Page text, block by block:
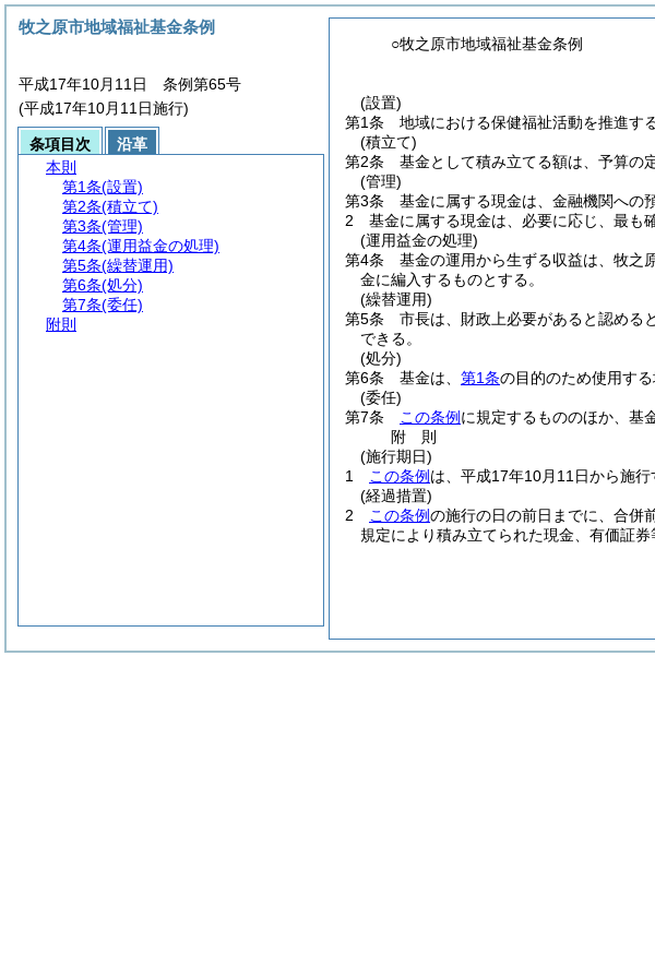
○牧之原市地域福祉基金条例
(設置)
第1条
地域における保健福祉活動を推進す
(積立て)
第2条
基金として積み立てる額は、予算の
(管理)
第3条
基金に属する現金は、金融機関への
2
基金に属する現金は、必要に応じ、最も
(運用益金の処理)
第4条
基金の運用から生ずる収益は、牧之
金に編入するものとする。
(繰替運用)
第5条
市長は、財政上必要があると認める
できる。
(処分)
第6条
基金は、 第1条の目的のため使用す
(委任)
第7条
この条例 に規定するもののほか、基
附 則
(施行期日)
1
この条例 は、平成17年10月11日から施行
(経過措置)
2
この条例の施行の日の前日までに、合併
規定により積み立てられた現金、有価証
牧之原市地域福祉基金条例
平成17年10月11日 条例第65号
(平成17年10月11日施行)
条項目次
沿革
本則
第1条(設置)
第2条(積立て)
第3条(管理)
第4条(運用益金の処理)
第5条(繰替運用)
第6条(処分)
第7条(委任)
附則